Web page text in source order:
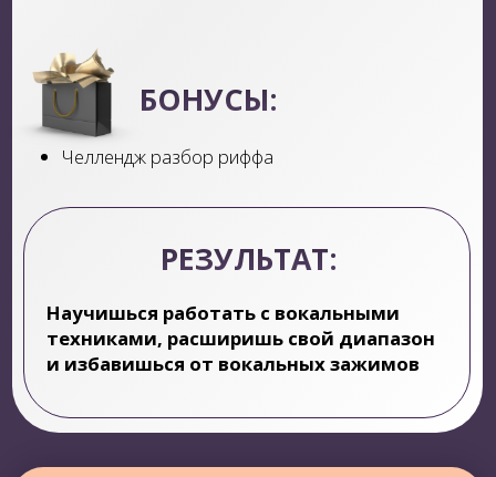
СПИКЕРЫ МОДУЛЯ
Гога Никабадзе— один из популярнейших
грузинских дизайнеров современности
— ведущий визажист Estee
Этери Бериашвили
Виктория Кузьмина— продюсер и
музыкальный редактор проекта «Ну-ка, все
вместе!»
Торнике Квитатиани — российский борец,